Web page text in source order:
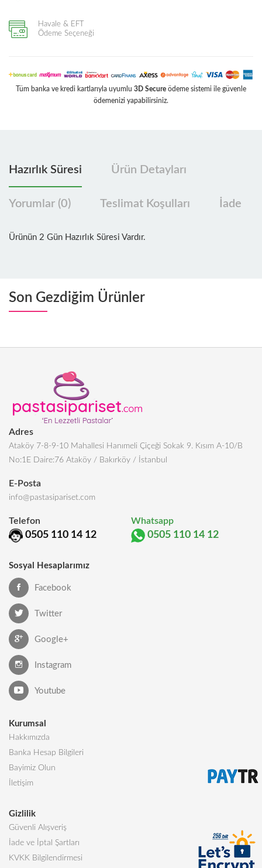
Havale & EFT
Ödeme Seçeneği
Tüm banka ve kredi kartlarıyla uyumlu 3D Secure ödeme sistemi ile güvenle
ödemenizi yapabilirsiniz.
Hazırlık Süresi Ürün Detayları
Yorumlar (0) Teslimat Koşulları İade
Ürünün 2 Gün Hazırlık Süresi Vardır.
Son Gezdiğim Ürünler
Adres
Ataköy 7-8-9-10 Mahallesi Hanımeli Çiçeği Sokak 9. Kısım A-10/B
No:1E Daire:76 Ataköy / Bakırköy / İstanbul
E-Posta
info@pastasipariset.com
Telefon
0505 110 14 12
Whatsapp
0505 110 14 12
Sosyal Hesaplarımız
Facebook
Twitter
Google+
Instagram
Youtube
Kurumsal
Hakkımızda
Banka Hesap Bilgileri
Bayimiz Olun
İletişim
Gizlilik
Güvenli Alışveriş
İade ve İptal Şartları
KVKK Bilgilendirmesi